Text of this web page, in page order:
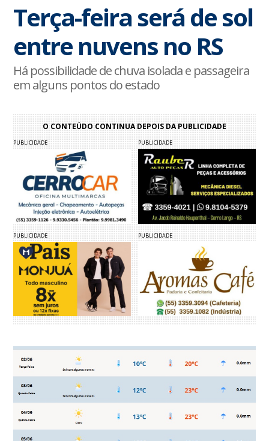
Terça-feira será de sol
entre nuvens no RS
Há possibilidade de chuva isolada e passageira
em alguns pontos do estado
O CONTEÚDO CONTINUA DEPOIS DA PUBLICIDADE
PUBLICIDADE PUBLICIDADE
PUBLICIDADE PUBLICIDADE